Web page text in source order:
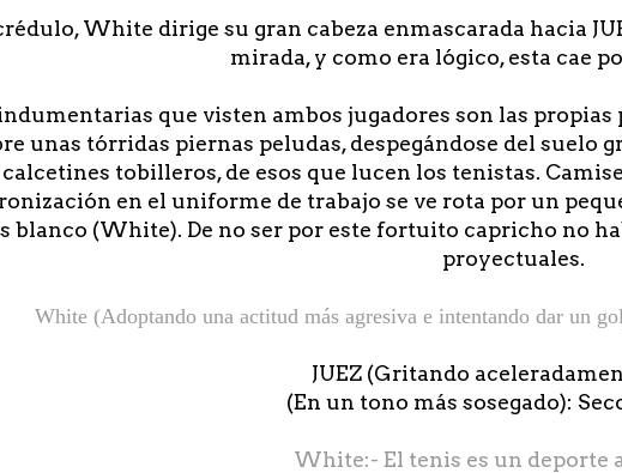
White dirige su gran cabeza enmascarada hacia
mirada, y como era lógico, esta cae
que visten ambos jugadores son las
unas tórridas piernas peludas, despegándose del suelo
calcetines tobilleros, de esos que lucen los tenistas.
en el uniforme de trabajo se ve rota por un
blanco (White). De no ser por este fortuito capricho no
proyectuales.
White (Adoptando una actitud más agresiva e intentando dar un
JUEZ (Gritando
(En un tono más sosegado):
White:- El tenis es un deporte